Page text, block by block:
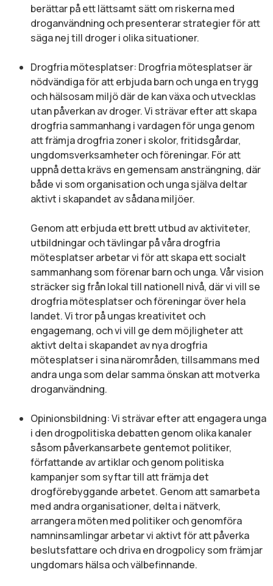
berättar på ett lättsamt sätt om riskerna med
droganvändning och presenterar strategier för att
säga nej till droger i olika situationer.
Drogfria mötesplatser: Drogfria mötesplatser är
nödvändiga för att erbjuda barn och unga en trygg
och hälsosam miljö där de kan växa och utvecklas
utan påverkan av droger. Vi strävar efter att skapa
drogfria sammanhang i vardagen för unga genom
att främja drogfria zoner i skolor, fritidsgårdar,
ungdomsverksamheter och föreningar. För att
uppnå detta krävs en gemensam ansträngning, där
både vi som organisation och unga själva deltar
aktivt i skapandet av sådana miljöer.
Genom att erbjuda ett brett utbud av aktiviteter,
utbildningar och tävlingar på våra drogfria
mötesplatser arbetar vi för att skapa ett socialt
sammanhang som förenar barn och unga. Vår vision
sträcker sig från lokal till nationell nivå, där vi vill se
drogfria mötesplatser och föreningar över hela
landet. Vi tror på ungas kreativitet och
engagemang, och vi vill ge dem möjligheter att
aktivt delta i skapandet av nya drogfria
mötesplatser i sina närområden, tillsammans med
andra unga som delar samma önskan att motverka
droganvändning.
Opinionsbildning: Vi strävar efter att engagera unga
i den drogpolitiska debatten genom olika kanaler
såsom påverkansarbete gentemot politiker,
författande av artiklar och genom politiska
kampanjer som syftar till att främja det
drogförebyggande arbetet. Genom att samarbeta
med andra organisationer, delta i nätverk,
arrangera möten med politiker och genomföra
namninsamlingar arbetar vi aktivt för att påverka
beslutsfattare och driva en drogpolicy som främjar
ungdomars hälsa och välbefinnande.